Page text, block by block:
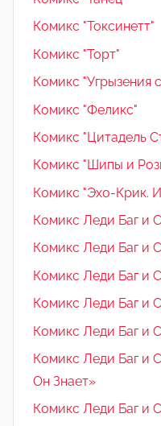
Комикс "Токсинетт"
Комикс "Торт"
Комикс "Угрызения
Комикс "Феликс"
Комикс "Цитадель
Комикс "Шипы и
Комикс "Эхо-Крик.
Комикс Леди Баг и
Комикс Леди Баг и
Комикс Леди Баг и
Комикс Леди Баг и
Комикс Леди Баг и
Комикс Леди Баг и
Он Знает»
Комикс Леди Баг и